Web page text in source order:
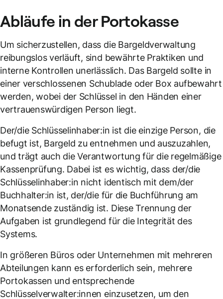
Abläufe in derPortokasse
Um sicherzustellen, dass die Bargeldverwaltung
reibungslos verläuft, sind bewährte Praktiken und
interne Kontrollen unerlässlich. Das Bargeld sollte in
einer verschlossenen Schublade oder Box aufbewahrt
werden, wobei der Schlüssel in den Händen einer
vertrauenswürdigen Person liegt.
Der/die Schlüsselinhaber:in ist die einzige Person, die
befugt ist, Bargeld zu entnehmen und auszuzahlen,
und trägt auch die Verantwortung für die regelmäßige
Kassenprüfung. Dabei ist es wichtig, dass der/die
Schlüsselinhaber:in nicht identisch mit dem/der
Buchhalter:in ist, der/die für die Buchführung am
Monatsende zuständig ist. Diese Trennung der
Aufgaben ist grundlegend für die Integrität des
Systems.
In größeren Büros oder Unternehmen mit mehreren
Abteilungen kann es erforderlich sein, mehrere
Portokassen und entsprechende
Schlüsselverwalter:innen einzusetzen, um den